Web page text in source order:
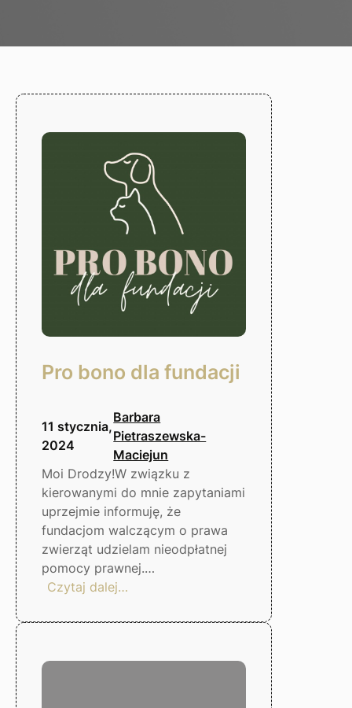
Pro bono dla fundacji
11 stycznia,
2024
Barbara
Pietraszewska-
Maciejun
Moi Drodzy!W związku z
kierowanymi do mnie zapytaniami
uprzejmie informuję, że
fundacjom walczącym o prawa
zwierząt udzielam nieodpłatnej
pomocy prawnej.…
Czytaj dalej…
bono
fundacji